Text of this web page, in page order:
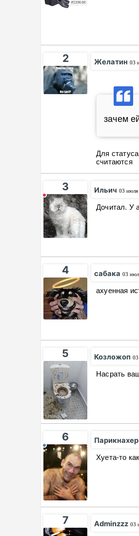
2 Желатин 03
зачем
Для
считаются
3 Ильич 03 июля
Дочитал. У
4 сабака 03
ахуенная
5 Козложоп
Насрать
6 Парикнахер
Хуета-то
7 Adminzzz 03